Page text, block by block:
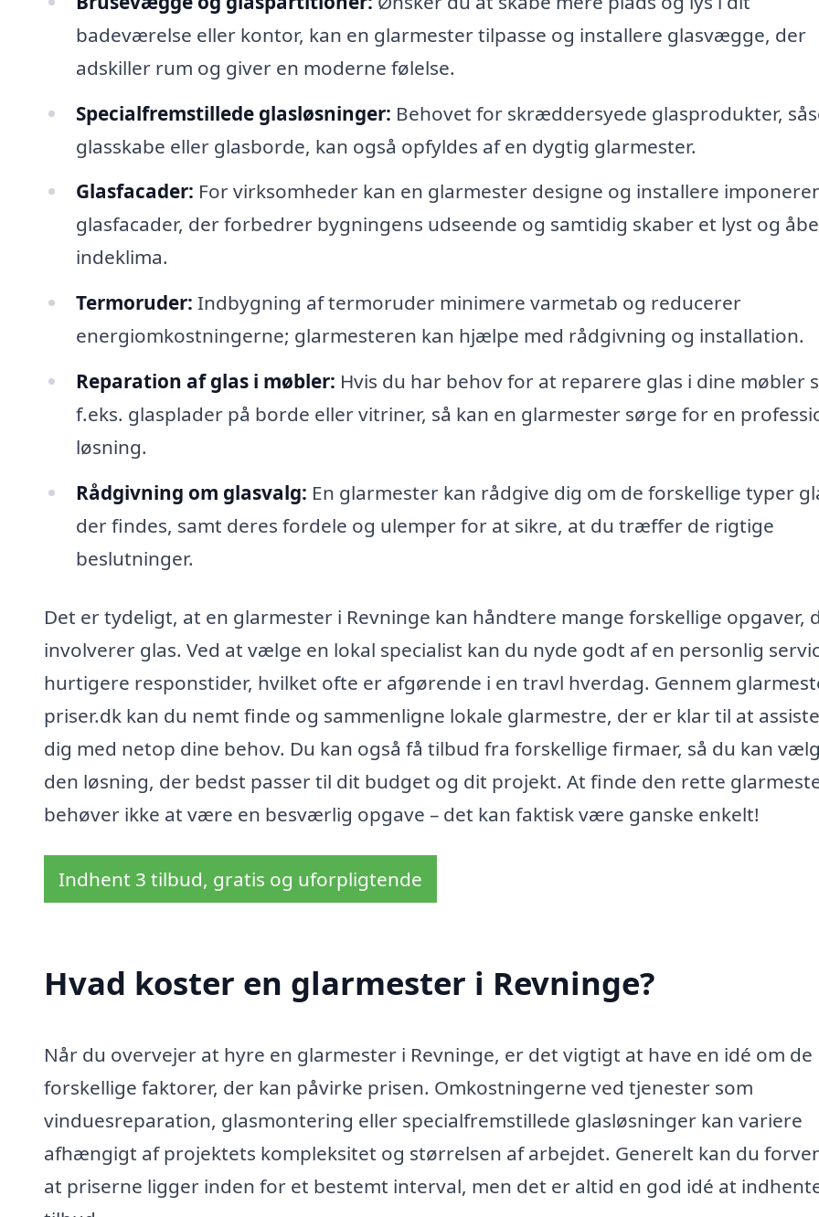
badeværelse eller kontor, kan en glarmester tilpasse og installere glasvægge, der
adskiller rum og giver en moderne følelse.
Specialfremstillede glasløsninger: Behovet for skræddersyede glasprodukter,
glasskabe eller glasborde, kan også opfyldes af en dygtig glarmester.
Glasfacader: For virksomheder kan en glarmester designe og installere
glasfacader, der forbedrer bygningens udseende og samtidig skaber et lyst og
indeklima.
Termoruder: Indbygning af termoruder minimere varmetab og reducerer
energiomkostningerne; glarmesteren kan hjælpe med rådgivning og installation.
Reparation af glas i møbler: Hvis du har behov for at reparere glas i dine møbler
f.eks. glasplader på borde eller vitriner, så kan en glarmester sørge for en
løsning.
Rådgivning om glasvalg: En glarmester kan rådgive dig om de forskellige typer
der findes, samt deres fordele og ulemper for at sikre, at du træffer de rigtige
beslutninger.
Det er tydeligt, at en glarmester i Revninge kan håndtere mange forskellige opgaver,
involverer glas. Ved at vælge en lokal specialist kan du nyde godt af en personlig
hurtigere responstider, hvilket ofte er afgørende i en travl hverdag. Gennem
priser.dk kan du nemt finde og sammenligne lokale glarmestre, der er klar til at
dig med netop dine behov. Du kan også få tilbud fra forskellige firmaer, så du kan
den løsning, der bedst passer til dit budget og dit projekt. At finde den rette
behøver ikke at være en besværlig opgave – det kan faktisk være ganske enkelt!
Indhent 3 tilbud, gratis og uforpligtende
Hvad koster en glarmester i Revninge?
Når du overvejer at hyre en glarmester i Revninge, er det vigtigt at have en idé om de
forskellige faktorer, der kan påvirke prisen. Omkostningerne ved tjenester som
vinduesreparation, glasmontering eller specialfremstillede glasløsninger kan variere
afhængigt af projektets kompleksitet og størrelsen af arbejdet. Generelt kan du
at priserne ligger inden for et bestemt interval, men det er altid en god idé at